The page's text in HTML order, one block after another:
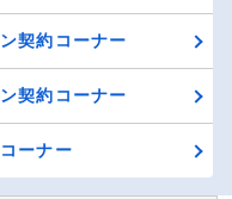
契約コーナー
契約コーナー
ーナー